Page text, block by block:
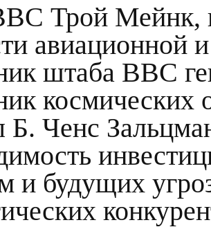
Трой Мейнк,
авиационной
штаба ВВС
Б. Ченс
и будущих